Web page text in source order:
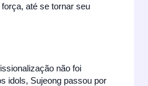
até se tornar seu
não foi
idols, Sujeong passou por